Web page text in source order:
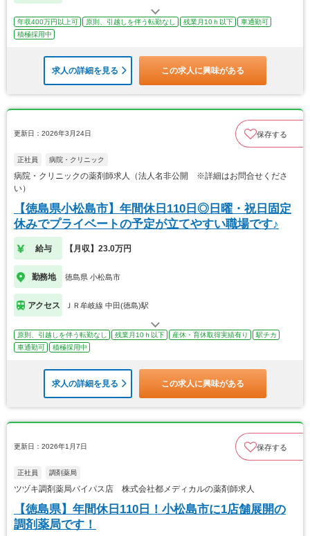
年収400万円以上可 原則、引越しを伴う転勤なし 残業月10ｈ以下
車通勤可
積極採用中
求人の詳細を見る この求人に興味がある
更新日：2026年3月24日 保存する
正社員 病院・クリニック
病院・クリニックの薬剤師求人（法人名非公開 ※詳細はお問合せくださ
い）
【徳島県小松島市】年間休日110日◎日曜・祝日固定
休みでプライベートの予定が立てやすい職場です♪
給与 【月収】23.0万円
勤務地 徳島県 小松島市
アクセス ＪＲ牟岐線 中田(徳島)駅
原則、引越しを伴う転勤なし 残業月10ｈ以下 産休・育休取得実績有り
駅チカ
車通勤可
積極採用中
求人の詳細を見る この求人に興味がある
更新日：2026年1月7日 保存する
正社員 調剤薬局
ツヅキ調剤薬局バイパス店 株式会社都メディカルの薬剤師求人
【徳島県】年間休日110日！小松島市に1店舗展開の
調剤薬局です！